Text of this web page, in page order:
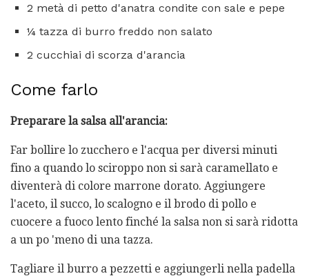
2 metà di petto d'anatra condite con sale e pepe
¼ tazza di burro freddo non salato
2 cucchiai di scorza d'arancia
Come farlo
Preparare la salsa all'arancia:
Far bollire lo zucchero e l'acqua per diversi minuti
fino a quando lo sciroppo non si sarà caramellato e
diventerà di colore marrone dorato. Aggiungere
l'aceto, il succo, lo scalogno e il brodo di pollo e
cuocere a fuoco lento finché la salsa non si sarà ridotta
a un po 'meno di una tazza.
Tagliare il burro a pezzetti e aggiungerli nella padella